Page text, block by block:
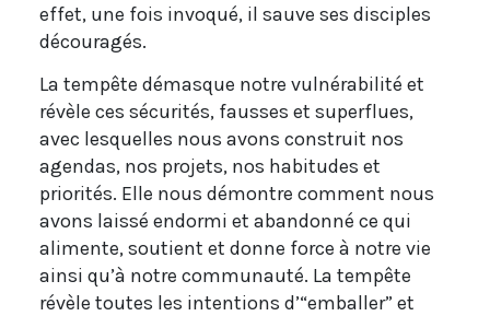
effet, une fois invoqué, il sauve ses disciples
découragés.
La tempête démasque notre vulnérabilité et
révèle ces sécurités, fausses et superflues,
avec lesquelles nous avons construit nos
agendas, nos projets, nos habitudes et
priorités. Elle nous démontre comment nous
avons laissé endormi et abandonné ce qui
alimente, soutient et donne force à notre vie
ainsi qu’à notre communauté. La tempête
révèle toutes les intentions d’“emballer” et